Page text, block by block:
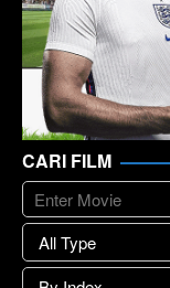
CARI FILM